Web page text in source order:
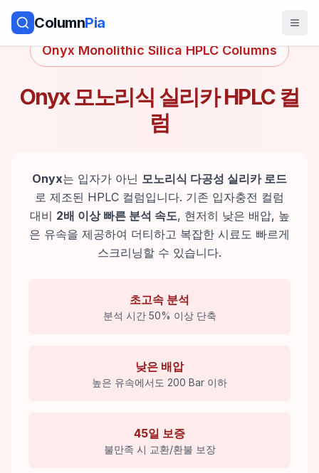
ColumnPia
Onyx Monolithic Silica HPLC Columns
Onyx 모노리식 실리카 HPLC 컬
럼
Onyx는 입자가 아닌 모노리식 다공성 실리카 로드
로 제조된 HPLC 컬럼입니다. 기존 입자충전 컬럼
대비 2배 이상 빠른 분석 속도, 현저히 낮은 배압, 높
은 유속을 제공하여 더티하고 복잡한 시료도 빠르게
스크리닝할 수 있습니다.
초고속 분석
분석 시간 50% 이상 단축
낮은 배압
높은 유속에서도 200 Bar 이하
45일 보증
불만족 시 교환/환불 보장